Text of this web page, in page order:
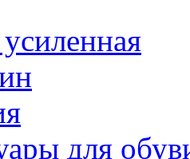
для